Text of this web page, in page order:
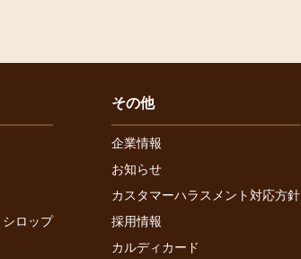
ロップ
その他
企業情報
お知らせ
カスタマーハラスメント対応方針
採用情報
カルディカード